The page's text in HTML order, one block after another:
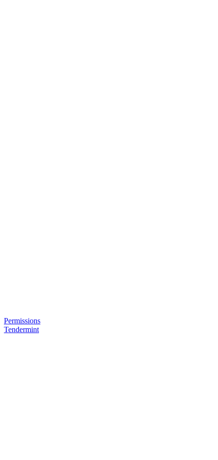
Permissions
Tendermint